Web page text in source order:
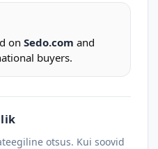
on Sedo.com and
buyers.
otsus. Kui soovid